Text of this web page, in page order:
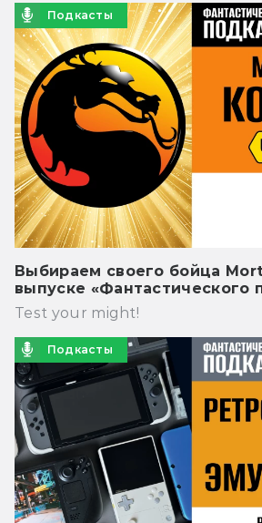
Подкасты
Выбираем своего бойца
выпуске «Фантастического
Test your might!
Подкасты